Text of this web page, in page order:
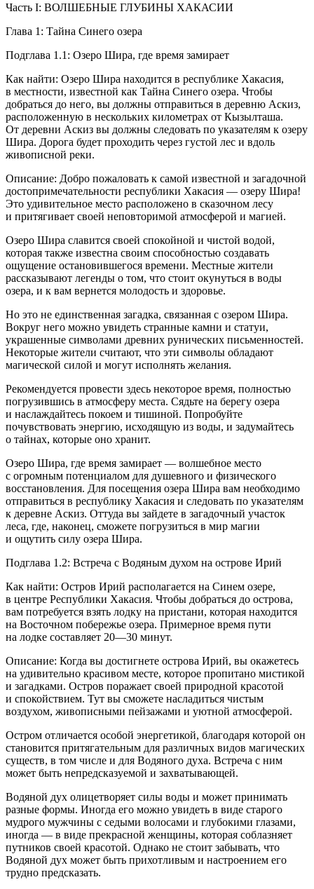
Часть I: ВОЛШЕБНЫЕ ГЛУБИНЫ ХАКАСИИ
Глава 1: Тайна Синего озера
Подглава 1.1: Озеро Шира, где время замирает
Как найти: Озеро Шира находится в республике Хакасия,
в местности, известной как Тайна Синего озера. Чтобы
добраться до него, вы должны отправиться в деревню Аскиз,
расположенную в нескольких километрах от Кызылташа.
От деревни Аскиз вы должны следовать по указателям к озеру
Шира. Дорога будет проходить через густой лес и вдоль
живописной реки.
Описание: Добро пожаловать к самой известной и загадочной
достопримечательности республики Хакасия — озеру Шира!
Это удивительное место расположено в сказочном лесу
и притягивает своей неповторимой атмосферой и магией.
Озеро Шира славится своей спокойной и чистой водой,
которая также известна своим способностью создавать
ощущение остановившегося времени. Местные жители
рассказывают легенды о том, что стоит окунуться в воды
озера, и к вам вернется молодость и здоровье.
Но это не единственная загадка, связанная с озером Шира.
Вокруг него можно увидеть странные камни и статуи,
украшенные символами древних рунических письменностей.
Некоторые жители считают, что эти символы обладают
магической силой и могут исполнять желания.
Рекомендуется провести здесь некоторое время, полностью
погрузившись в атмосферу места. Сядьте на берегу озера
и наслаждайтесь покоем и тишиной. Попробуйте
почувствовать энергию, исходящую из воды, и задумайтесь
о тайнах, которые оно хранит.
Озеро Шира, где время замирает — волшебное место
с огромным потенциалом для душевного и физического
восстановления. Для посещения озера Шира вам необходимо
отправиться в республику Хакасия и следовать по указателям
к деревне Аскиз. Оттуда вы зайдете в загадочный участок
леса, где, наконец, сможете погрузиться в мир магии
и ощутить силу озера Шира.
Подглава 1.2: Встреча с Водяным духом на острове Ирий
Как найти: Остров Ирий располагается на Синем озере,
в центре Республики Хакасия. Чтобы добраться до острова,
вам потребуется взять лодку на пристани, которая находится
на Восточном побережье озера. Примерное время пути
на лодке составляет 20—30 минут.
Описание: Когда вы достигнете острова Ирий, вы окажетесь
на удивительно красивом месте, которое пропитано мистикой
и загадками. Остров поражает своей природной красотой
и спокойствием. Тут вы сможете насладиться чистым
воздухом, живописными пейзажами и уютной атмосферой.
Остром отличается особой энергетикой, благодаря которой он
становится притягательным для различных видов магических
существ, в том числе и для Водяного духа. Встреча с ним
может быть непредсказуемой и захватывающей.
Водяной дух олицетворяет силы воды и может принимать
разные формы. Иногда его можно увидеть в виде старого
мудрого мужчины с седыми волосами и глубокими глазами,
иногда — в виде прекрасной женщины, которая соблазняет
путников своей красотой. Однако не стоит забывать, что
Водяной дух может быть прихотливым и настроением его
трудно предсказать.